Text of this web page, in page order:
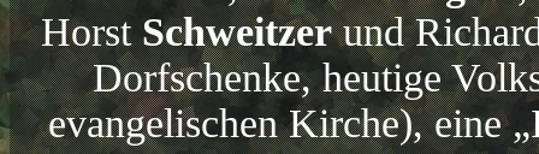
HorstSchweitzerund
Dorfschenke, heutige
evangelischen Kirche), eine